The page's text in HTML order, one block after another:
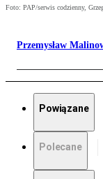
Foto: PAP/serwis codzienny,
Przemysław
Powiązane
Polecane